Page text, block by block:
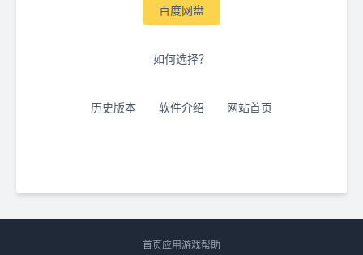
百度网盘
如何选择？
历史版本 软件介绍 网站首页
首页应用游戏帮助